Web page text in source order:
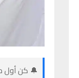
🔔 كن أول